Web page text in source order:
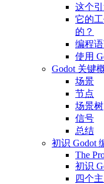
这个
它的
的？
编程
使用
Godot 关键
场景
节点
场景树
信号
总结
初识 Godot
The
初识
四个